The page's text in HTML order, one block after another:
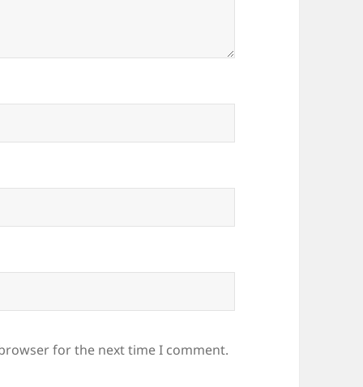
for the next time I comment.